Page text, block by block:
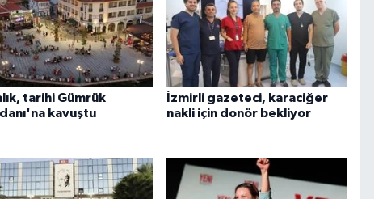
tarihi Gümrük
kavuştu
İzmirli gazeteci, karaciğer
nakli için donör bekliyor